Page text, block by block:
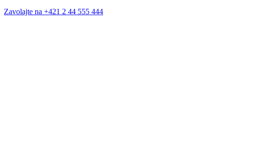
Zavolajte na +421 2 44 555 444